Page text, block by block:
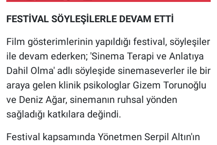
FESTİVAL SÖYLEŞİLERLE DEVAM ETTİ
Film gösterimlerinin yapıldığı festival, söyleşiler
ile devam ederken; 'Sinema Terapi ve Anlatıya
Dahil Olma' adlı söyleşide sinemaseverler ile bir
araya gelen klinik psikologlar Gizem Torunoğlu
ve Deniz Ağar, sinemanın ruhsal yönden
sağladığı katkılara değindi.
Festival kapsamında Yönetmen Serpil Altın'ın